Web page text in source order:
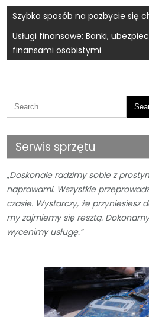
Nawigacja
wpisu
Szybko sposób na pozbycie się
Usługi finansowe: Banki,
finansami osobistymi
Serwis sprzętu
„Doskonale radzimy sobie z
naprawami. Wszystkie
czasie. Wystarczy, że przyniesiesz
my zajmiemy się resztą.
wycenimy usługę.”